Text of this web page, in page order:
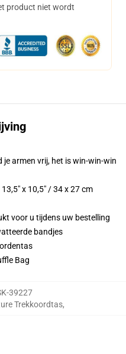
product niet wordt
je armen vrij, het is win-win-win
x 10,5" / 34 x 27 cm
voor u tijdens uw bestelling
bandjes
Bag
39227
Trekkoordtas,